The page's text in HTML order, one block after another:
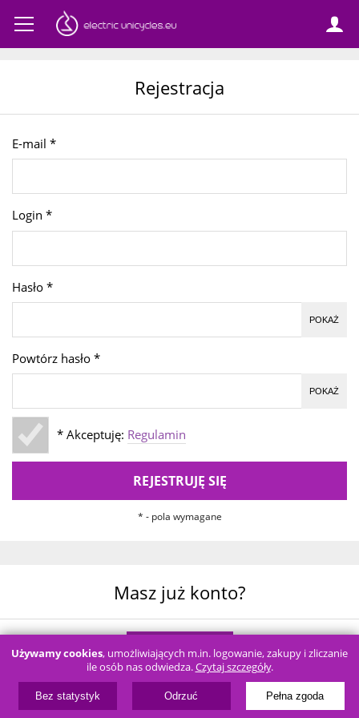
Rejestracja
E-mail *
Login *
Hasło*
POKAŻ
Powtórz hasło*
POKAŻ
* Akceptuję: Regulamin
REJESTRUJĘ SIĘ
* - pola wymagane
Masz już konto?
LOGOWANIE
Używamy cookies, umożliwiających m.in. logowanie, zakupy i zliczanie
ile osób nas odwiedza.Czytaj szczegóły.
Bez statystyk Odrzuć Pełna zgoda